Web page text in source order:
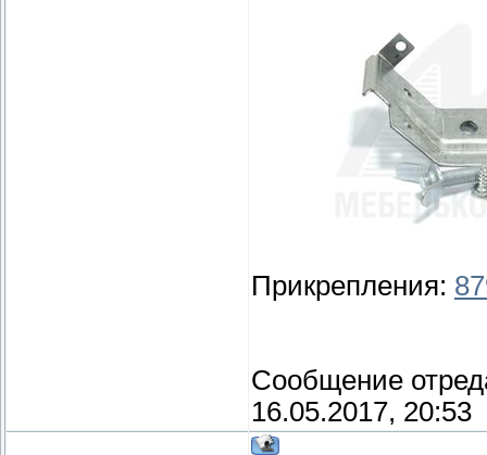
Прикрепления:
Сообщение
16.05.2017, 20:53